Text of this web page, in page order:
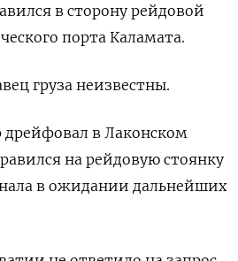
в сторону рейдовой
порта Каламата.
груза неизвестны.
дрейфовал в Лаконском
на рейдовую стоянку
в ожидании дальнейших